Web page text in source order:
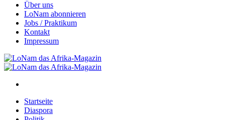
Über uns
LoNam abonnieren
Jobs / Praktikum
Kontakt
Impressum
Startseite
Diaspora